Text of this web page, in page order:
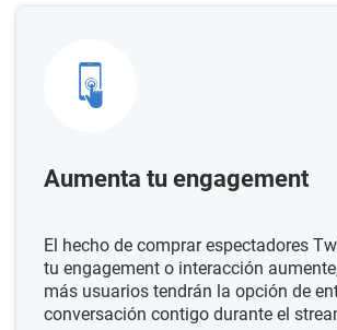
Aumenta tu engagement
El hecho de comprar espectadores
tu engagement o interacción
más usuarios tendrán la opción de
conversación contigo durante el